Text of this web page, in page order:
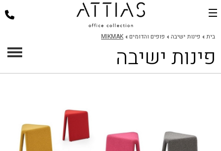
בית
דלפקי קבלה
כסאות למשרד
פרוייקטים
בית פינות ישיבה פופים והדומים MIKMAK
פינות ישיבה